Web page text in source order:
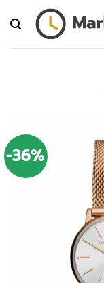
Inhalt
springen
-36%